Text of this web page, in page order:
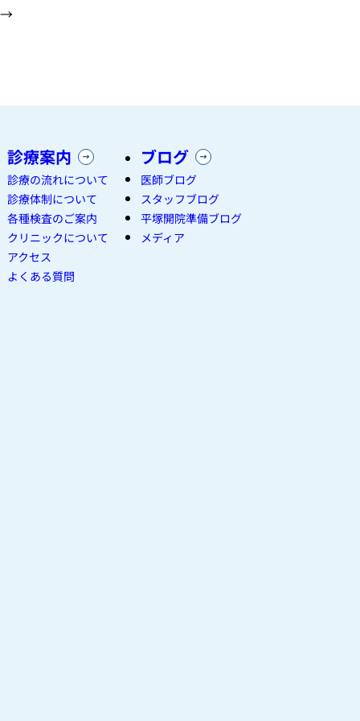
→
診療案内
診療の流れについて
診療体制について
各種検査のご案内
クリニックについて
アクセス
よくある質問
ブログ
医師ブログ
スタッフブログ
平塚開院準備ブログ
メディア